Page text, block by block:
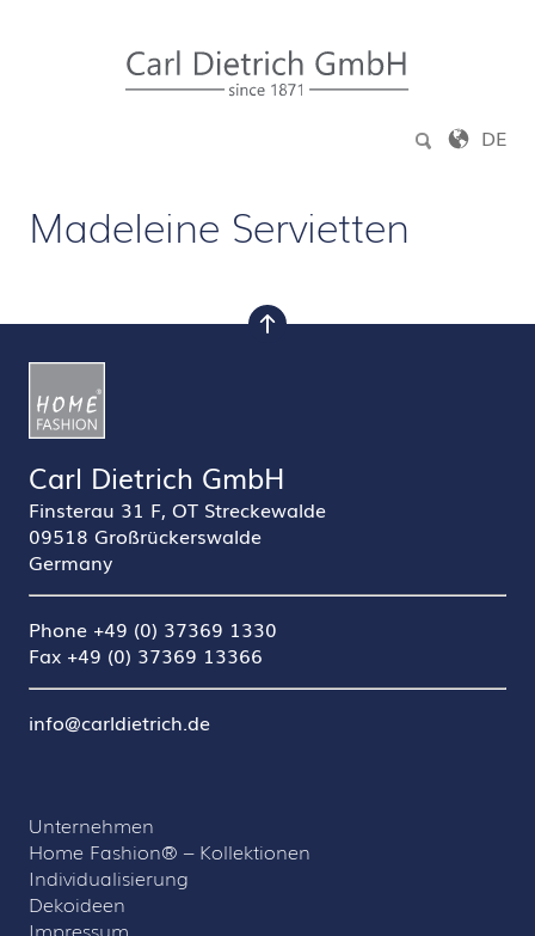
DE
Madeleine Servietten
nach oben
Carl Dietrich GmbH
Finsterau 31 F, OT Streckewalde
09518 Großrückerswalde
Germany
Phone +49 (0) 37369 1330
Fax +49 (0) 37369 13366
info@carldietrich.de
Unternehmen
Home Fashion® – Kollektionen
Individualisierung
Dekoideen
Impressum